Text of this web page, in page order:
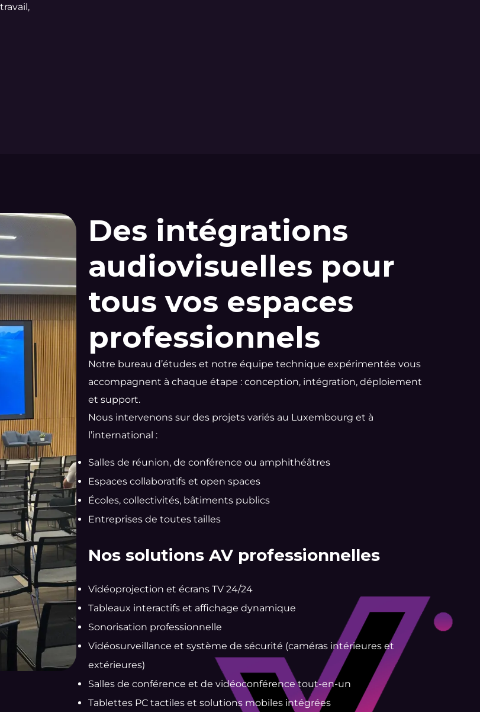
Des intégrations
audiovisuelles pour
tous vos espaces
professionnels
Notre bureau d’études et notre équipe technique expérimentée vous
accompagnent à chaque étape : conception, intégration, déploiement
et support.
Nous intervenons sur des projets variés au Luxembourg et à
l’international :
Salles de réunion, de conférence ou amphithéâtres
Espaces collaboratifs et open spaces
Écoles, collectivités, bâtiments publics
Entreprises de toutes tailles
Nos solutions AV professionnelles
Vidéoprojection et écrans TV 24/24
Tableaux interactifs et affichage dynamique
Sonorisation professionnelle
Vidéosurveillance et système de sécurité (caméras intérieures et
extérieures)
Salles de conférence et de vidéoconférence tout-en-un
Tablettes PC tactiles et solutions mobiles intégrées